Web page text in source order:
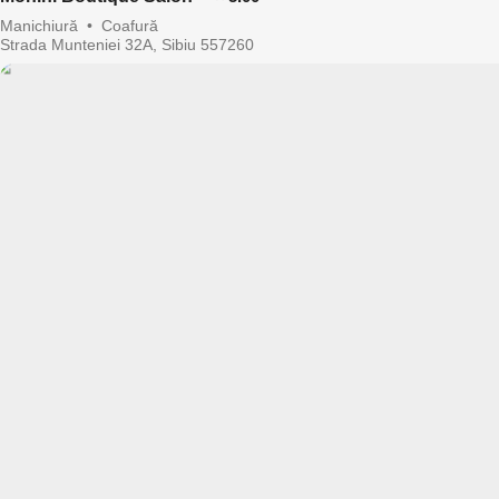
Manichiură • Coafură
Strada Munteniei 32A, Sibiu 557260